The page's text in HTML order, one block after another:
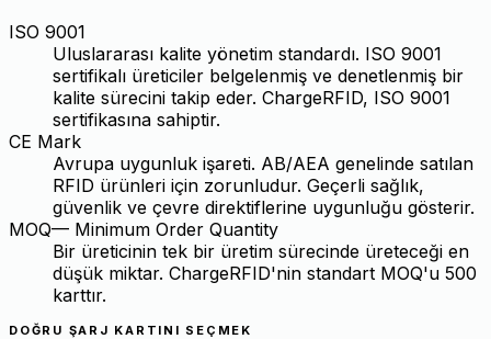
ISO 9001
Uluslararası kalite yönetim standardı. ISO 9001
sertifikalı üreticiler belgelenmiş ve denetlenmiş bir
kalite sürecini takip eder. ChargeRFID, ISO 9001
sertifikasına sahiptir.
CE Mark
Avrupa uygunluk işareti. AB/AEA genelinde satılan
RFID ürünleri için zorunludur. Geçerli sağlık,
güvenlik ve çevre direktiflerine uygunluğu gösterir.
MOQ— Minimum Order Quantity
Bir üreticinin tek bir üretim sürecinde üreteceği en
düşük miktar. ChargeRFID'nin standart MOQ'u 500
karttır.
DOĞRU ŞARJ KARTINI SEÇMEK